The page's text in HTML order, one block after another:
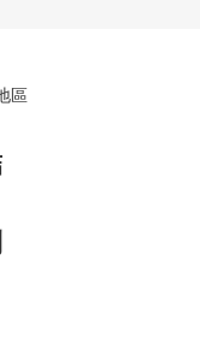
區